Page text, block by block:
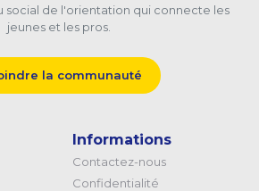
social de l'orientation qui connecte les
jeunes et les pros.
la communauté
Informations
Contactez-nous
Confidentialité